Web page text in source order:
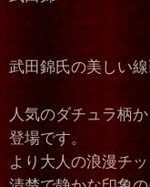
武田錦氏の美しい線
人気のダチュラ柄
登場です。
より大人の浪漫チッ